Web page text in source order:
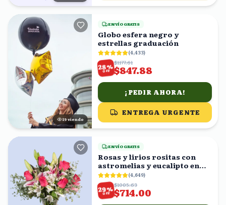
20 viendo
ENVÍO GRATIS
Globo esfera negro y
estrellas graduación
(4,433)
28%
OFF
$1177.61
$847.88
¡PEDIR AHORA!
ENTREGA URGENTE
ENVÍO GRATIS
Rosas y lirios rositas con
astromelias y eucalipto en
florero (4,649)
29%
OFF
$1005.63
$714.00